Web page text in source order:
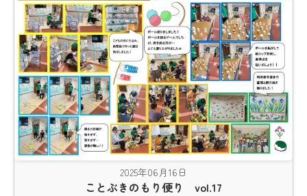
2025年06月16日
ことぶきのもり便り vol.17